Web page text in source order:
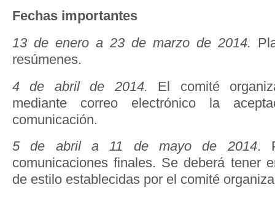
Fechas importantes
13 de enero a 23 de marzo de 2014.
resúmenes.
4 de abril de 2014. El comité
mediante correo electrónico la
comunicación.
5 de abril a 11 de mayo de 2014.
comunicaciones finales. Se deberá tener
de estilo establecidas por el comité